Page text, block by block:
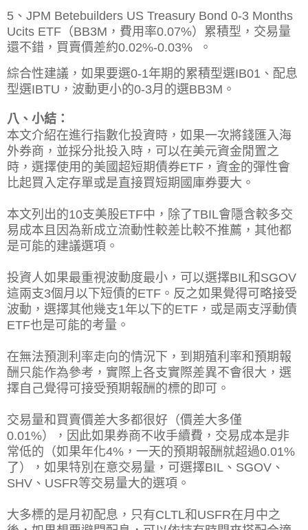
5、 JPM Betebuilders US Treasury Bond 0-3 Months
Ucits ETF （BB3M，費用率0.07%） 累積型， 交易量
還不錯，買賣價差約0.02%-0.03% 。
綜合性建議，如果要選0-1年期的累積型選IB01、配息
型選IBTU，波動更小的0-3月的選BB3M。
八、小結：
本文介紹在進行指數化投資時，如果一次將錢匯入海
外券商，並採分批投入時，可以在美元資金閒置之
時，選擇使用的美國超短期債券ETF，資金的彈性會
比起買入定存單或是直接買短期國庫券要大。
本文列出的10支美股ETF中，除了TBIL會隱含較多交
易成本且因為新成立流動性較差比較不推薦，其他都
是可能的建議選項。
投資人如果最重視波動度最小，可以選擇BIL和SGOV
這兩支3個月以下短債的ETF。反之如果覺得可略接受
波動，選擇其他幾支1年以下的ETF，或是兩支浮動債
ETF也是可能的考量。
在無法預測利率走向的情況下，到期殖利率和預期報
酬只能作為參考，實際上各支實際差異不會很大，選
擇自己覺得可接受預期報酬的標的即可。
交易量和買賣價差大多都很好（價差大多僅
0.01%），因此如果券商不收手續費，交易成本是非
常低的（如果年化4%，一天的預期報酬就超過0.01%
了），如果特別在意交易量，可選擇BIL、SGOV、
SHV、USFR等交易量大的選項。
大多標的是月初配息，只有CLTL和USFR在月中之